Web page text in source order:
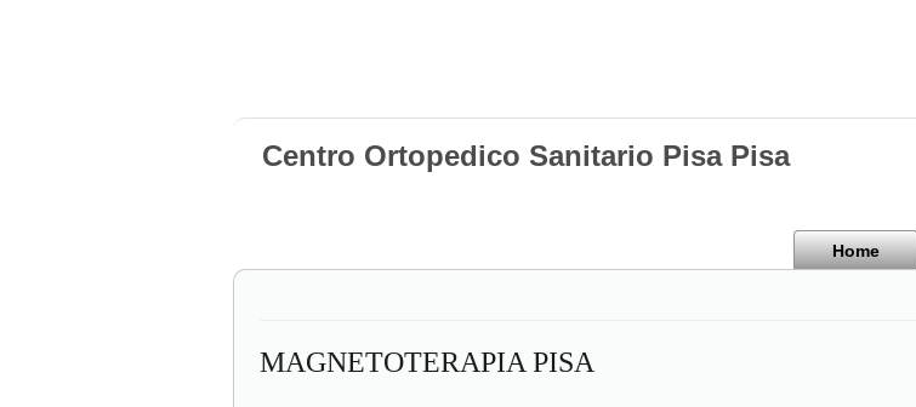
Centro Ortopedico Sanitario Pisa Pisa
Home
MAGNETOTERAPIA PISA